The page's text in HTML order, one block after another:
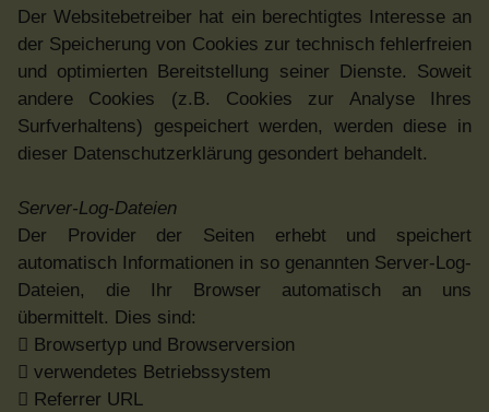
Der Websitebetreiber hat ein berechtigtes Interesse an
der Speicherung von Cookies zur technisch fehlerfreien
und optimierten Bereitstellung seiner Dienste. Soweit
andere Cookies (z.B. Cookies zur Analyse Ihres
Surfverhaltens) gespeichert werden, werden diese in
dieser Datenschutzerklärung gesondert behandelt.
Server-Log-Dateien
Der Provider der Seiten erhebt und speichert
automatisch Informationen in so genannten Server-Log-
Dateien, die Ihr Browser automatisch an uns
übermittelt. Dies sind:
 Browsertyp und Browserversion
 verwendetes Betriebssystem
 Referrer URL